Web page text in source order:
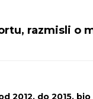
razmisli o
2012. do 2015.